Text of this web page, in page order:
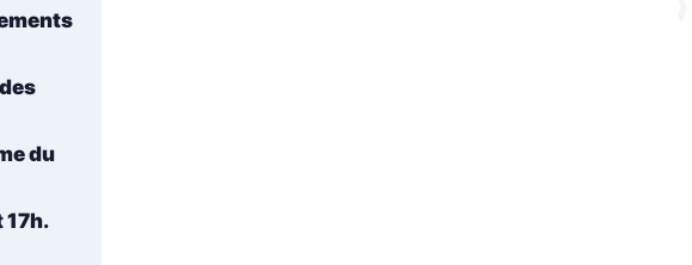
du
17h.